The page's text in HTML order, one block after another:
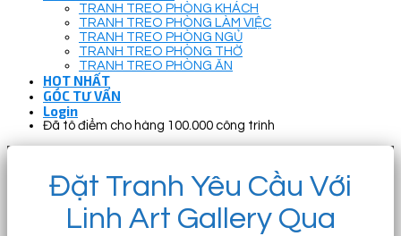
TRANH TREO PHÒNG KHÁCH
TRANH TREO PHÒNG LÀM VIỆC
TRANH TREO PHÒNG NGỦ
TRANH TREO PHÒNG THỜ
TRANH TREO PHÒNG ĂN
HOT NHẤT
GÓC TƯ VẤN
Login
Đã tô điểm cho hàng 100.000 công trình
Đặt Tranh Yêu Cầu Với
Linh Art Gallery Qua